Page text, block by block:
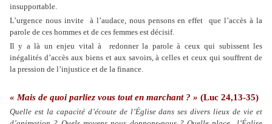
insupportable.
L’urgence nous invite
à l’audace, nous pensons en effet
que l’accès à la
parole de ces hommes et de ces femmes est décisif.
Il y a là un enjeu vital à
redonner la parole à ceux qui subissent les
inégalités d’accès aux biens et aux savoirs, à celles et ceux qui souffrent de
la pression de l’injustice et de la finance.
« Mais de quoi parliez vous tout en marchant ? » (Luc 24,13-35)
Quelle est la capacité d’écoute de l’Église dans ses divers lieux de vie et